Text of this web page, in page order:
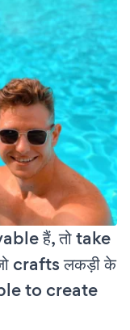
हैं, तो take
crafts लकड़ी के
to create